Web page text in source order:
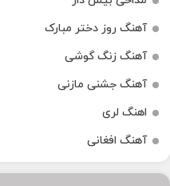
آهنگ روز دختر مبارک
آهنگ زنگ گوشی
آهنگ جشنی مازنی
اهنگ لری
آهنگ افغانی